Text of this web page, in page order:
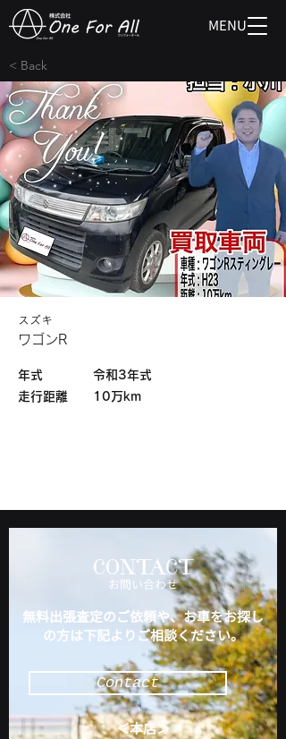
MENU
< Back
スズキ
ワゴンR
​年式
令和3年式
​走行距離
10万km
CONTACT
​お問い合わせ
無料出張査定のご依頼や、お車をお探し
の方は下記よりご相談ください。
Contact
＜本店＞